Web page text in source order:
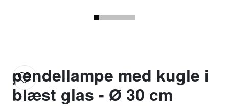
pendellampe med kugle i
blæst glas - Ø 30 cm